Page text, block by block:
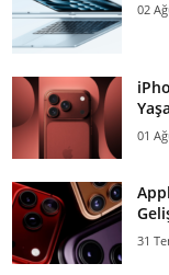
02
01
31